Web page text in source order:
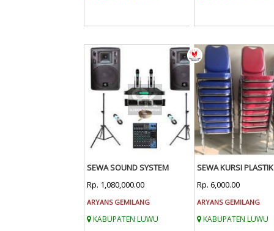
SEWA SOUND SYSTEM
Rp. 1,080,000.00
ARYANS GEMILANG
KABUPATEN LUWU
SEWA KURSI PLASTIK
Rp. 6,000.00
ARYANS GEMILANG
KABUPATEN LUWU